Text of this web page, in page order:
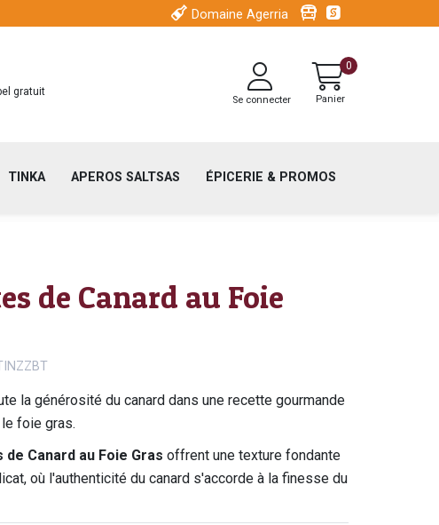
Menu
Domaine Agerria
gratuit
Menu
du
l'utilisateur
Se connecter Panier
0
TINKA APEROS SALTSAS ÉPICERIE & PROMOS
de Canard au Foie
la générosité du canard dans une recette gourmande
foie gras.
de Canard au Foie Gras offrent une texture fondante
où l'authenticité du canard s'accorde à la finesse du